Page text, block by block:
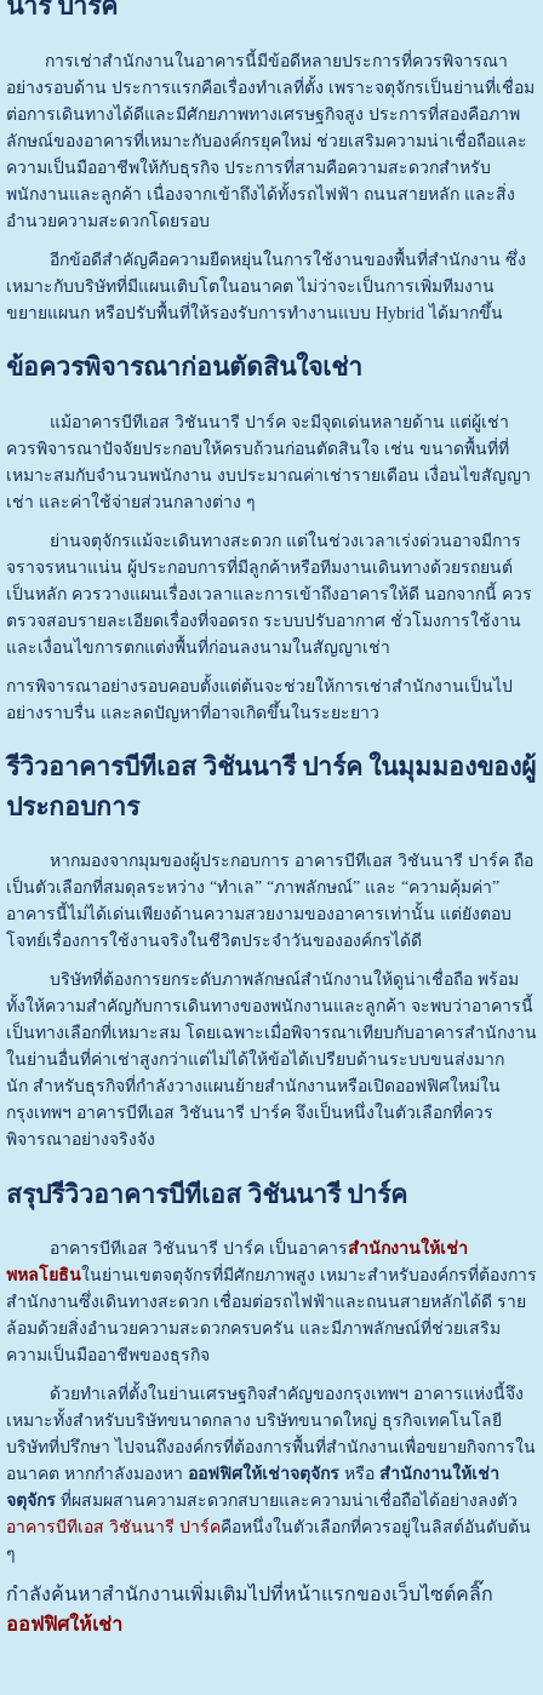
นารี ปาร์ค
การเช่าสำนักงานในอาคารนี้มีข้อดีหลายประการที่ควรพิจารณา
อย่างรอบด้าน ประการแรกคือเรื่องทำเลที่ตั้ง เพราะจตุจักรเป็นย่านที่เชื่อม
ต่อการเดินทางได้ดีและมีศักยภาพทางเศรษฐกิจสูง ประการที่สองคือภาพ
ลักษณ์ของอาคารที่เหมาะกับองค์กรยุคใหม่ ช่วยเสริมความน่าเชื่อถือและ
ความเป็นมืออาชีพให้กับธุรกิจ ประการที่สามคือความสะดวกสำหรับ
พนักงานและลูกค้า เนื่องจากเข้าถึงได้ทั้งรถไฟฟ้า ถนนสายหลัก และสิ่ง
อำนวยความสะดวกโดยรอบ
อีกข้อดีสำคัญคือความยืดหยุ่นในการใช้งานของพื้นที่สำนักงาน ซึ่ง
เหมาะกับบริษัทที่มีแผนเติบโตในอนาคต ไม่ว่าจะเป็นการเพิ่มทีมงาน
ขยายแผนก หรือปรับพื้นที่ให้รองรับการทำงานแบบ Hybrid ได้มากขึ้น
ข้อควรพิจารณาก่อนตัดสินใจเช่า
แม้อาคารบีทีเอส วิชันนารี ปาร์ค จะมีจุดเด่นหลายด้าน แต่ผู้เช่า
ควรพิจารณาปัจจัยประกอบให้ครบถ้วนก่อนตัดสินใจ เช่น ขนาดพื้นที่ที่
เหมาะสมกับจำนวนพนักงาน งบประมาณค่าเช่ารายเดือน เงื่อนไขสัญญา
เช่า และค่าใช้จ่ายส่วนกลางต่าง ๆ
ย่านจตุจักรแม้จะเดินทางสะดวก แต่ในช่วงเวลาเร่งด่วนอาจมีการ
จราจรหนาแน่น ผู้ประกอบการที่มีลูกค้าหรือทีมงานเดินทางด้วยรถยนต์
เป็นหลัก ควรวางแผนเรื่องเวลาและการเข้าถึงอาคารให้ดี นอกจากนี้ ควร
ตรวจสอบรายละเอียดเรื่องที่จอดรถ ระบบปรับอากาศ ชั่วโมงการใช้งาน
และเงื่อนไขการตกแต่งพื้นที่ก่อนลงนามในสัญญาเช่า
การพิจารณาอย่างรอบคอบตั้งแต่ต้นจะช่วยให้การเช่าสำนักงานเป็นไป
อย่างราบรื่น และลดปัญหาที่อาจเกิดขึ้นในระยะยาว
รีวิวอาคารบีทีเอส วิชันนารี ปาร์ค ในมุมมองของผู้
ประกอบการ
หากมองจากมุมของผู้ประกอบการ อาคารบีทีเอส วิชันนารี ปาร์ค ถือ
เป็นตัวเลือกที่สมดุลระหว่าง “ทำเล” “ภาพลักษณ์” และ “ความคุ้มค่า”
อาคารนี้ไม่ได้เด่นเพียงด้านความสวยงามของอาคารเท่านั้น แต่ยังตอบ
โจทย์เรื่องการใช้งานจริงในชีวิตประจำวันขององค์กรได้ดี
บริษัทที่ต้องการยกระดับภาพลักษณ์สำนักงานให้ดูน่าเชื่อถือ พร้อม
ทั้งให้ความสำคัญกับการเดินทางของพนักงานและลูกค้า จะพบว่าอาคารนี้
เป็นทางเลือกที่เหมาะสม โดยเฉพาะเมื่อพิจารณาเทียบกับอาคารสำนักงาน
ในย่านอื่นที่ค่าเช่าสูงกว่าแต่ไม่ได้ให้ข้อได้เปรียบด้านระบบขนส่งมาก
นัก สำหรับธุรกิจที่กำลังวางแผนย้ายสำนักงานหรือเปิดออฟฟิศใหม่ใน
กรุงเทพฯ อาคารบีทีเอส วิชันนารี ปาร์ค จึงเป็นหนึ่งในตัวเลือกที่ควร
พิจารณาอย่างจริงจัง
สรุปรีวิวอาคารบีทีเอส วิชันนารี ปาร์ค
อาคารบีทีเอส วิชันนารี ปาร์ค เป็นอาคารสำนักงานให้เช่า
พหลโยธินในย่านเขตจตุจักรที่มีศักยภาพสูง เหมาะสำหรับองค์กรที่ต้องการ
สำนักงานซึ่งเดินทางสะดวก เชื่อมต่อรถไฟฟ้าและถนนสายหลักได้ดี ราย
ล้อมด้วยสิ่งอำนวยความสะดวกครบครัน และมีภาพลักษณ์ที่ช่วยเสริม
ความเป็นมืออาชีพของธุรกิจ
ด้วยทำเลที่ตั้งในย่านเศรษฐกิจสำคัญของกรุงเทพฯ อาคารแห่งนี้จึง
เหมาะทั้งสำหรับบริษัทขนาดกลาง บริษัทขนาดใหญ่ ธุรกิจเทคโนโลยี
บริษัทที่ปรึกษา ไปจนถึงองค์กรที่ต้องการพื้นที่สำนักงานเพื่อขยายกิจการใน
อนาคต หากกำลังมองหา ออฟฟิศให้เช่าจตุจักรหรือ สำนักงานให้เช่า
จตุจักรที่ผสมผสานความสะดวกสบายและความน่าเชื่อถือได้อย่างลงตัว
อาคารบีทีเอส วิชันนารี ปาร์คคือหนึ่งในตัวเลือกที่ควรอยู่ในลิสต์อันดับต้น
ๆ
กำลังค้นหาสำนักงานเพิ่มเติมไปที่หน้าแรกของเว็บไซต์คลิ๊ก
ออฟฟิศให้เช่า